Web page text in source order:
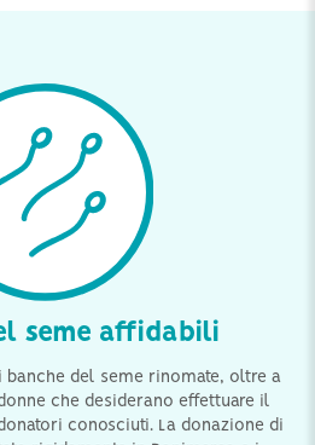
seme affidabili
banche del seme rinomate, oltre a
che desiderano effettuare il
conosciuti. La donazione di